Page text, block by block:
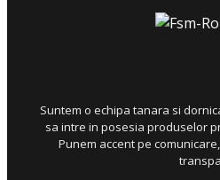
Suntem o echipa tanara si
sa intre in posesia produselor
Punem accent pe